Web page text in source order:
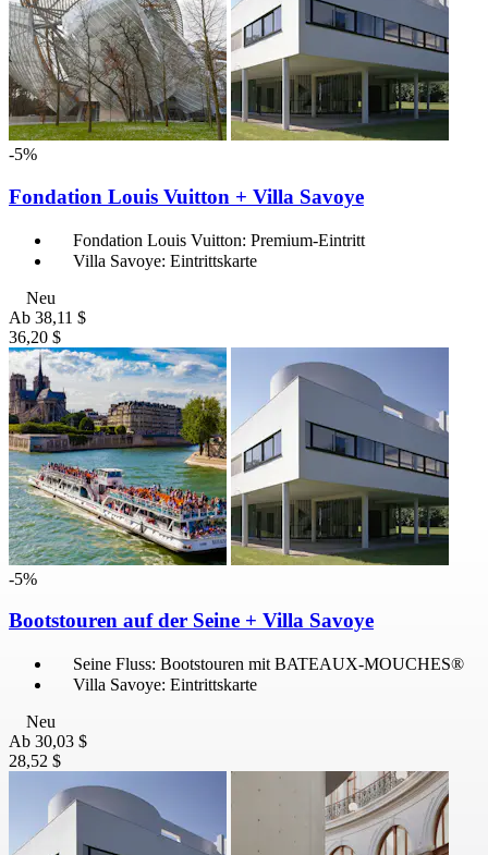
-5%
Fondation Louis Vuitton + Villa Savoye
Fondation Louis Vuitton: Premium-Eintritt
Villa Savoye: Eintrittskarte
Neu
Ab 38,11 $
36,20 $
-5%
Bootstouren auf der Seine + Villa Savoye
Seine Fluss: Bootstouren mit BATEAUX-MOUCHES®
Villa Savoye: Eintrittskarte
Neu
Ab 30,03 $
28,52 $